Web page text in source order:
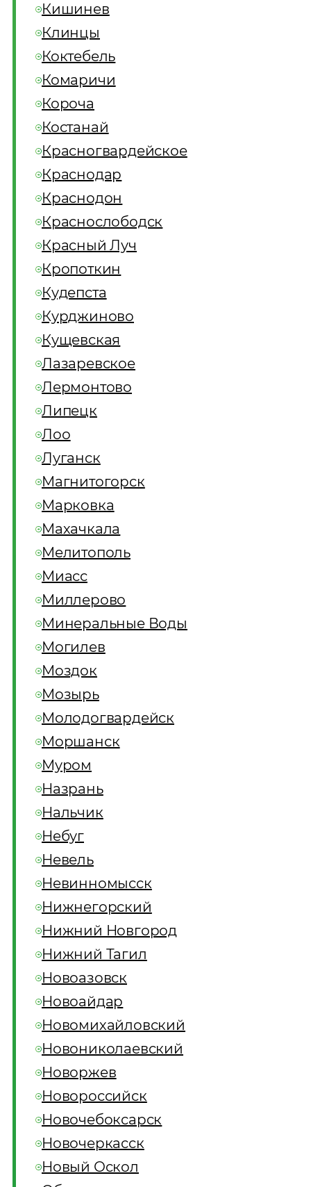
Кишинев
Клинцы
Коктебель
Комаричи
Короча
Костанай
Красногвардейское
Краснодар
Краснодон
Краснослободск
Красный Луч
Кропоткин
Кудепста
Курджиново
Кущевская
Лазаревское
Лермонтово
Липецк
Лоо
Луганск
Магнитогорск
Марковка
Махачкала
Мелитополь
Миасс
Миллерово
Минеральные Воды
Могилев
Моздок
Мозырь
Молодогвардейск
Моршанск
Муром
Назрань
Нальчик
Небуг
Невель
Невинномысск
Нижнегорский
Нижний Новгород
Нижний Тагил
Новоазовск
Новоайдар
Новомихайловский
Новониколаевский
Новоржев
Новороссийск
Новочебоксарск
Новочеркасск
Новый Оскол